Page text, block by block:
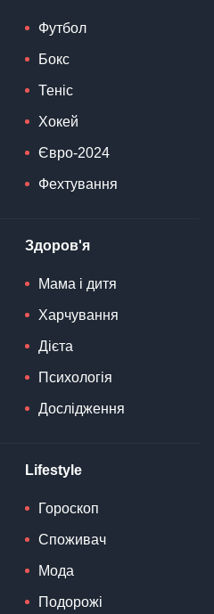
Футбол
Бокс
Теніс
Хокей
Євро-2024
Фехтування
Здоров'я
Мама і дитя
Харчування
Дієта
Психологія
Дослідження
Lifestyle
Гороскоп
Споживач
Мода
Подорожі